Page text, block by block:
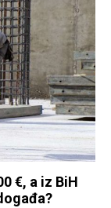
€, a iz BiH